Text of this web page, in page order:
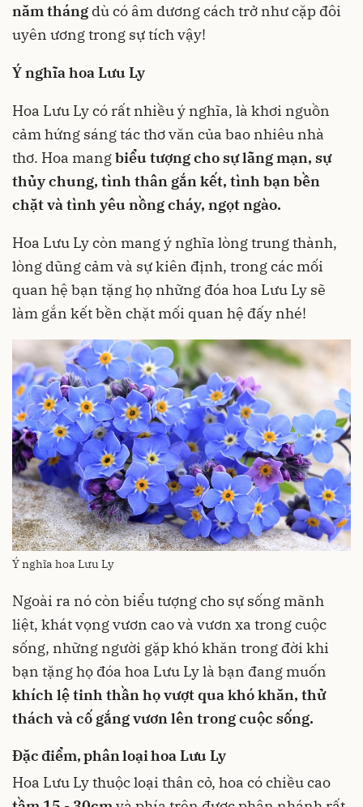
năm tháng dù có âm dương cách trở như cặp đôi
uyên ương trong sự tích vậy!
Ý nghĩa hoa Lưu Ly
Hoa Lưu Ly có rất nhiều ý nghĩa, là khơi nguồn
cảm hứng sáng tác thơ văn của bao nhiêu nhà
thơ. Hoa mangbiểu tượng cho sự lãng mạn, sự
thủy chung, tình thân gắn kết, tình bạn bền
chặt và tình yêu nồng cháy, ngọt ngào.
Hoa Lưu Ly còn mang ý nghĩa lòng trung thành,
lòng dũng cảm và sự kiên định, trong các mối
quan hệ bạn tặng họ những đóa hoa Lưu Ly sẽ
làm gắn kết bền chặt mối quan hệ đấy nhé!
Ý nghĩa hoa Lưu Ly
Ngoài ra nó còn biểu tượng cho sự sống mãnh
liệt, khát vọng vươn cao và vươn xa trong cuộc
sống, những người gặp khó khăn trong đời khi
bạn tặng họ đóa hoa Lưu Ly là bạn đang muốn
khích lệ tinh thần họ vượt qua khó khăn, thử
thách và cố gắng vươn lên trong cuộc sống.
Đặc điểm, phân loại hoa Lưu Ly
Hoa Lưu Ly thuộc loại thân cỏ, hoa có chiều cao